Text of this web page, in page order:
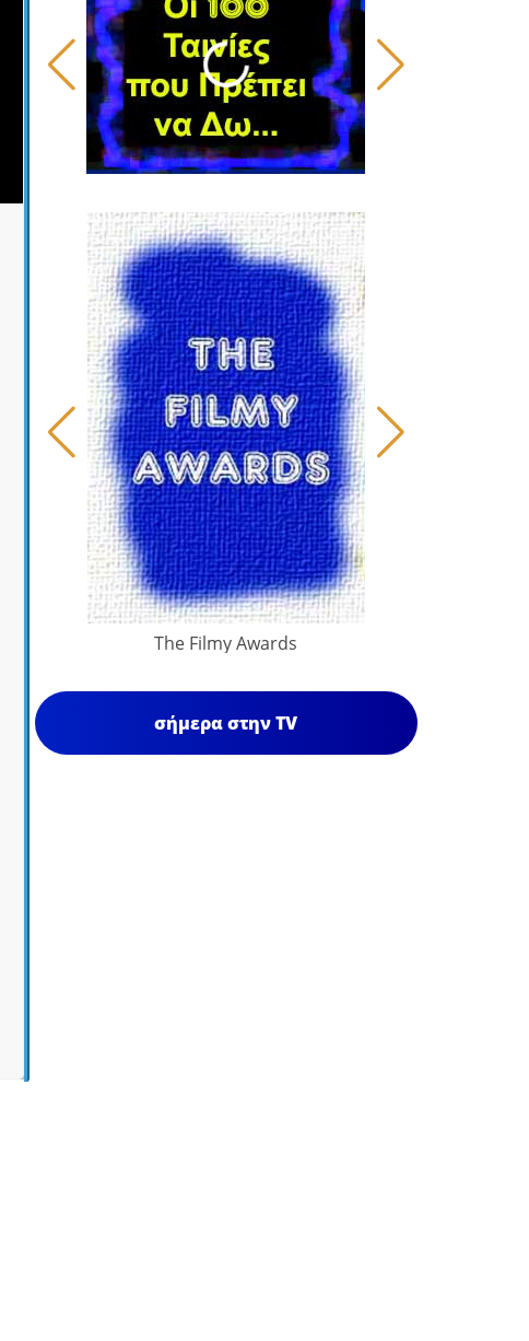
The Filmy Awards
σήμερα στην TV